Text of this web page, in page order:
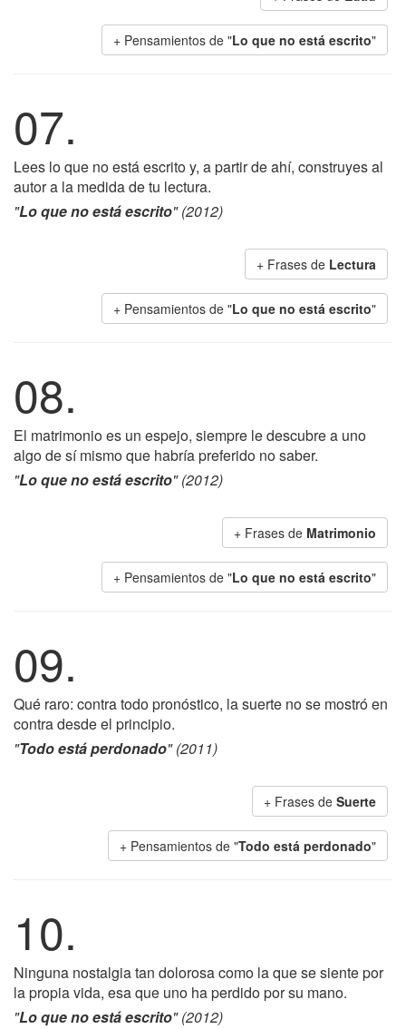
+ Pensamientos de "Lo que no está escrito"
07.
Lees lo que no está escrito y, a partir de ahí, construyes al
autor a la medida de tu lectura.
"Lo que no está escrito" (2012)
+ Frases de Lectura
+ Pensamientos de "Lo que no está escrito"
08.
El matrimonio es un espejo, siempre le descubre a uno
algo de sí mismo que habría preferido no saber.
"Lo que no está escrito" (2012)
+ Frases de Matrimonio
+ Pensamientos de "Lo que no está escrito"
09.
Qué raro: contra todo pronóstico, la suerte no se mostró en
contra desde el principio.
"Todo está perdonado" (2011)
+ Frases de Suerte
+ Pensamientos de "Todo está perdonado"
10.
Ninguna nostalgia tan dolorosa como la que se siente por
la propia vida, esa que uno ha perdido por su mano.
"Lo que no está escrito" (2012)